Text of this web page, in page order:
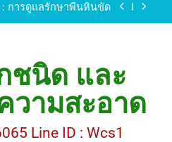
การดูแลรักษาพื้นหินขัด
อบต.แหลมบัวนครปฐม
ไลน์ WCS1
การดูแลรักษาพื้นหินขัด
ชนิด และ
วามสะอาด
Line ID : Wcs1